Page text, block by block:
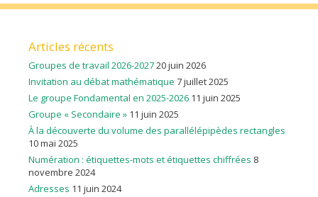
Articles récents
Groupes de travail 2026-202720 juin 2026
Invitation au débat mathématique 7 juillet 2025
Le groupe Fondamental en 2025-2026 11 juin 2025
Groupe « Secondaire » 11 juin 2025
À la découverte du volume des parallélépipèdes rectangles
10 mai 2025
Numération : étiquettes-mots et étiquettes chiffrées 8
novembre 2024
Adresses 11 juin 2024